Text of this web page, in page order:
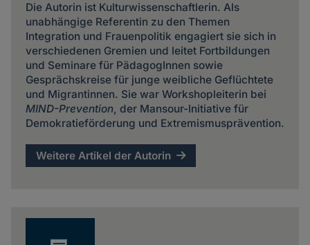
Die Autorin ist Kulturwissenschaftlerin. Als
unabhängige Referentin zu den Themen
Integration und Frauenpolitik engagiert sie sich in
verschiedenen Gremien und leitet Fortbildungen
und Seminare für PädagogInnen sowie
Gesprächskreise für junge weibliche Geflüchtete
und Migrantinnen. Sie war Workshopleiterin bei
MIND-Prevention, der Mansour-Initiative für
Demokratieförderung und Extremismusprävention.
Weitere Artikel der Autorin